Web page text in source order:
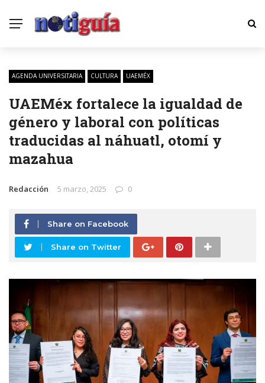
AGENDA UNIVERSITARIA CULTURA UAEMÉX
UAEMéx fortalece la igualdad de
género y laboral con políticas
traducidas al náhuatl, otomí y
mazahua
Redacción 5 marzo, 2025 0
Share on Facebook
Share on Twitter